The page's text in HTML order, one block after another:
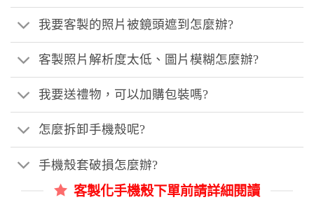
我要客製的照片被鏡頭遮到怎麼辦?
客製照片解析度太低、圖片模糊怎麼辦?
我要送禮物，可以加購包裝嗎?
怎麼拆卸手機殼呢?
手機殼套破損怎麼辦?
客製化手機殼下單前請詳細閱讀